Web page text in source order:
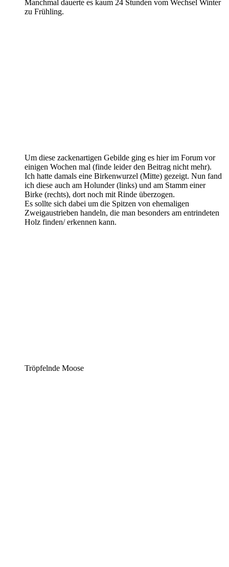
Manchmal dauerte es kaum 24 Stunden vom Wechsel Winter
zu Frühling.
Um diese zackenartigen Gebilde ging es hier im Forum vor
einigen Wochen mal (finde leider den Beitrag nicht mehr).
Ich hatte damals eine Birkenwurzel (Mitte) gezeigt. Nun fand
ich diese auch am Holunder (links) und am Stamm einer
Birke (rechts), dort noch mit Rinde überzogen.
Es sollte sich dabei um die Spitzen von ehemaligen
Zweigaustrieben handeln, die man besonders am entrindeten
Holz finden/ erkennen kann.
Tröpfelnde Moose